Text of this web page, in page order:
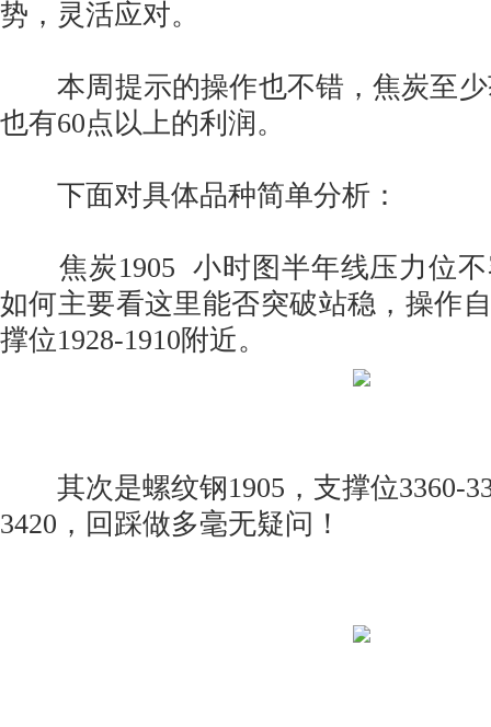
势，灵活应对。
本周提示的操作也不错，焦炭至少
也有60点以上的利润。
下面对具体品种简单分析：
焦炭1905 小时图半年线压力位不
如何主要看这里能否突破站稳，操作
撑位1928-1910附近。
其次是螺纹钢1905，支撑位3360-
3420，回踩做多毫无疑问！